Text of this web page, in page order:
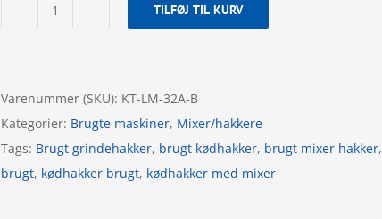
Kødhakker
LM-
32/A
-
2015
TILFØJ TIL KURV
Varenummer (SKU): KT-LM-32A-B
Kategorier: Brugte maskiner, Mixer/hakkere
Tags: Brugt grindehakker, brugt kødhakker, brugt mixer hakker,
brugt, kødhakker brugt, kødhakker med mixer